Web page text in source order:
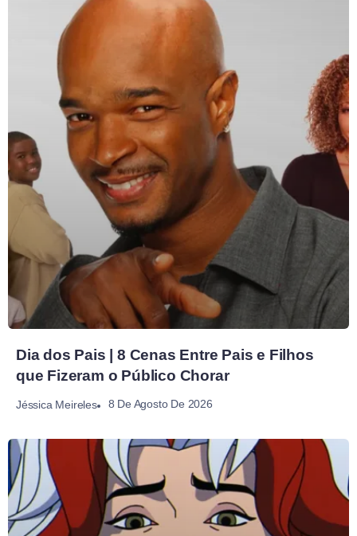
Dia dos Pais | 8 Cenas Entre Pais e Filhos
que Fizeram o Público Chorar
Jéssica Meireles 8 De Agosto De 2026